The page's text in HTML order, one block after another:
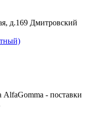
д.169 Дмитровский
- поставки